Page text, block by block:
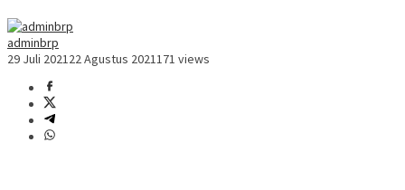
adminbrp
29 Juli 202122 Agustus 2021171 views